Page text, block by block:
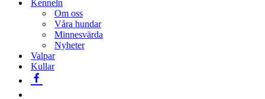
Kenneln
Om oss
Våra hundar
Minnesvärda
Nyheter
Valpar
Kullar